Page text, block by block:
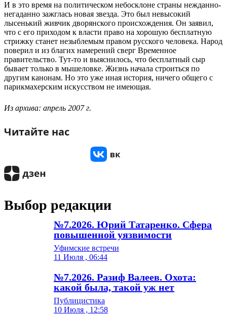
И в это время на политическом небосклоне страны нежданно-
негаданно зажглась новая звезда. Это был невысокий
лысенький живчик дворянского происхождения. Он заявил,
что с его приходом к власти право на хорошую бесплатную
стрижку станет незыблемым правом русского человека. Народ
поверил и из благих намерений сверг Временное
правительство. Тут-то и выяснилось, что бесплатный сыр
бывает только в мышеловке. Жизнь начала строиться по
другим канонам. Но это уже иная история, ничего общего с
парикмахерским искусством не имеющая.
Из архива: апрель 2007 г.
Читайте нас
Выбор редакции
№7.2026. Юрий Татаренко. Сфера
повышенной уязвимости
Уфимские встречи
11 Июля , 06:44
№7.2026. Разиф Валеев. Охота:
какой была, такой уж нет
Публицистика
10 Июля , 12:58